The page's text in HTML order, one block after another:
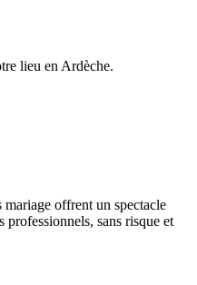
lieu en Ardèche.
offrent un spectacle
sans risque et